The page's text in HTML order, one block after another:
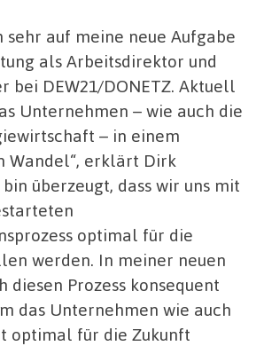
sehr auf meine neue Aufgabe
als Arbeitsdirektor und
bei DEW21/DONETZ. Aktuell
Unternehmen – wie auch die
– in einem
Wandel“, erklärt Dirk
überzeugt, dass wir uns mit
optimal für die
werden. In meiner neuen
diesen Prozess konsequent
das Unternehmen wie auch
optimal für die Zukunft